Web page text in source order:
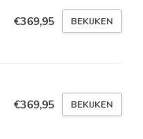
€369,95 BEKIJKEN
€369,95 BEKIJKEN